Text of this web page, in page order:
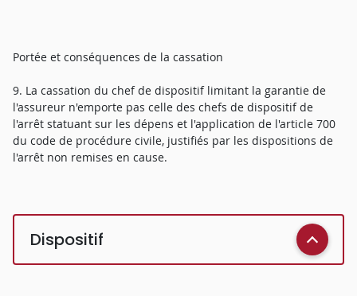
Portée et conséquences de la cassation
9. La cassation du chef de dispositif limitant la garantie de
l'assureur n'emporte pas celle des chefs de dispositif de
l'arrêt statuant sur les dépens et l'application de l'article 700
du code de procédure civile, justifiés par les dispositions de
l'arrêt non remises en cause.
Dispositif